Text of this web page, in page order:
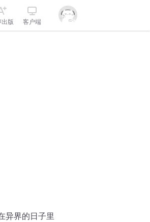
版 客户端
异界的日子里